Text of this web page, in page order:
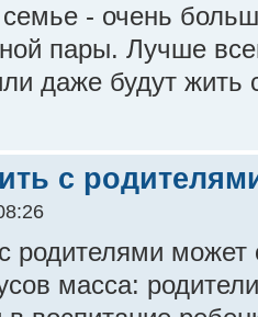
- очень
пары. Лучше
даже будут
с
родителями может
масса: